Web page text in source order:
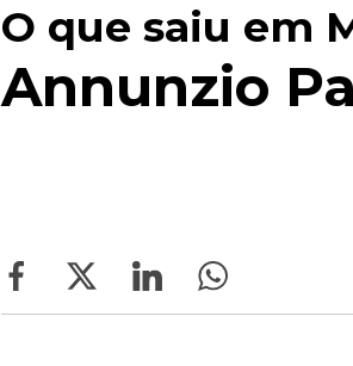
O que saiu em
Annunzio